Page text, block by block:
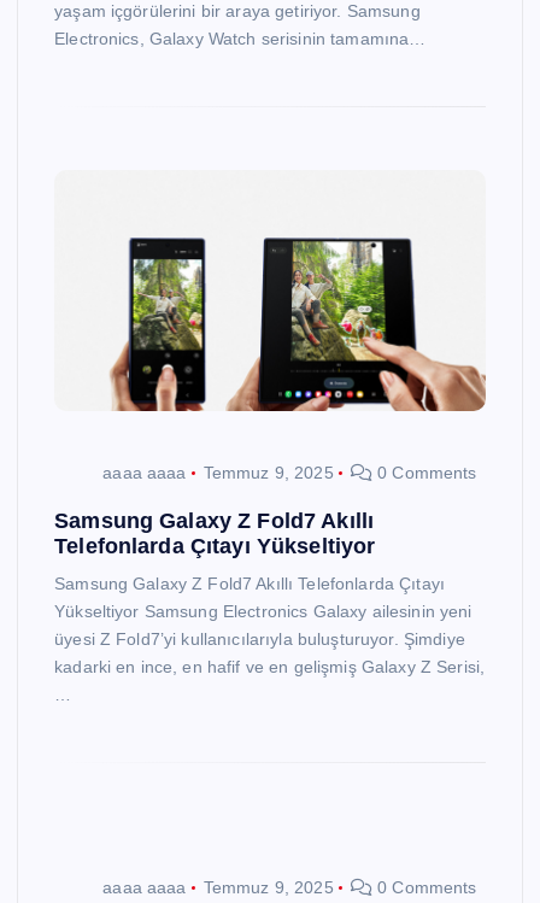
yaşam içgörülerini bir araya getiriyor. Samsung
Electronics, Galaxy Watch serisinin tamamına…
aaaa aaaa Temmuz 9, 2025 0 Comments
Samsung Galaxy Z Fold7 Akıllı
Telefonlarda Çıtayı Yükseltiyor
Samsung Galaxy Z Fold7 Akıllı Telefonlarda Çıtayı
Yükseltiyor Samsung Electronics Galaxy ailesinin yeni
üyesi Z Fold7’yi kullanıcılarıyla buluşturuyor. Şimdiye
kadarki en ince, en hafif ve en gelişmiş Galaxy Z Serisi,
aaaa aaaa Temmuz 9, 2025 0 Comments